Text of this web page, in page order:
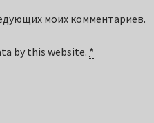
моих комментариев.
by this website. *